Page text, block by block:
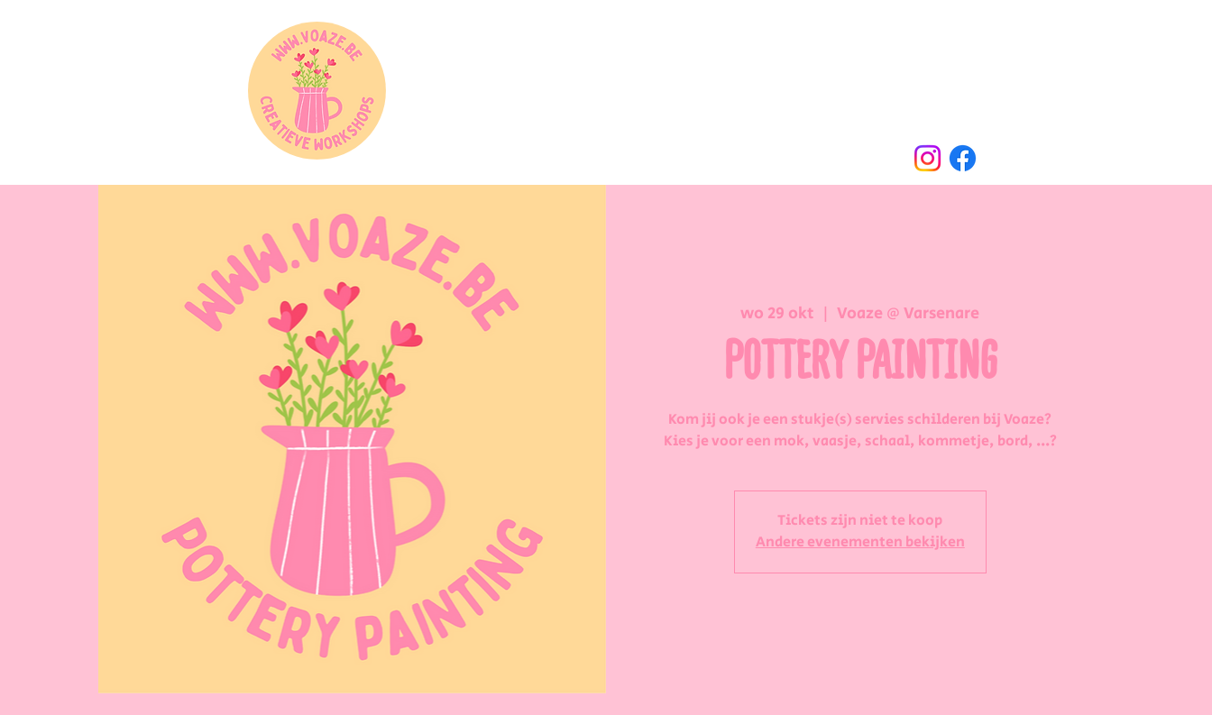
wo 29 okt
  |
Voaze @ Varsenare
POTTERY PAINTING
Kom jij ook je een stukje(s) servies schilderen bij Voaze?
Kies je voor een mok, vaasje, schaal, kommetje, bord, ...?
Tickets zijn niet te koop
Andere evenementen bekijken